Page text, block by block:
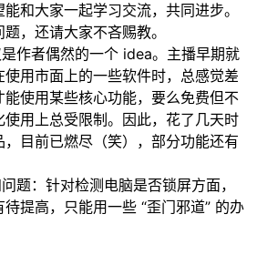
和大家一起学习交流，共同进步。
，还请大家不吝赐教。
作者偶然的一个 idea。主播早期就
用市面上的一些软件时，总感觉差
能使用某些核心功能，要么免费但不
用上总受限制。因此，花了几天时
目前已燃尽（笑），部分功能还有
题：针对检测电脑是否锁屏方面，
提高，只能用一些 “歪门邪道” 的办